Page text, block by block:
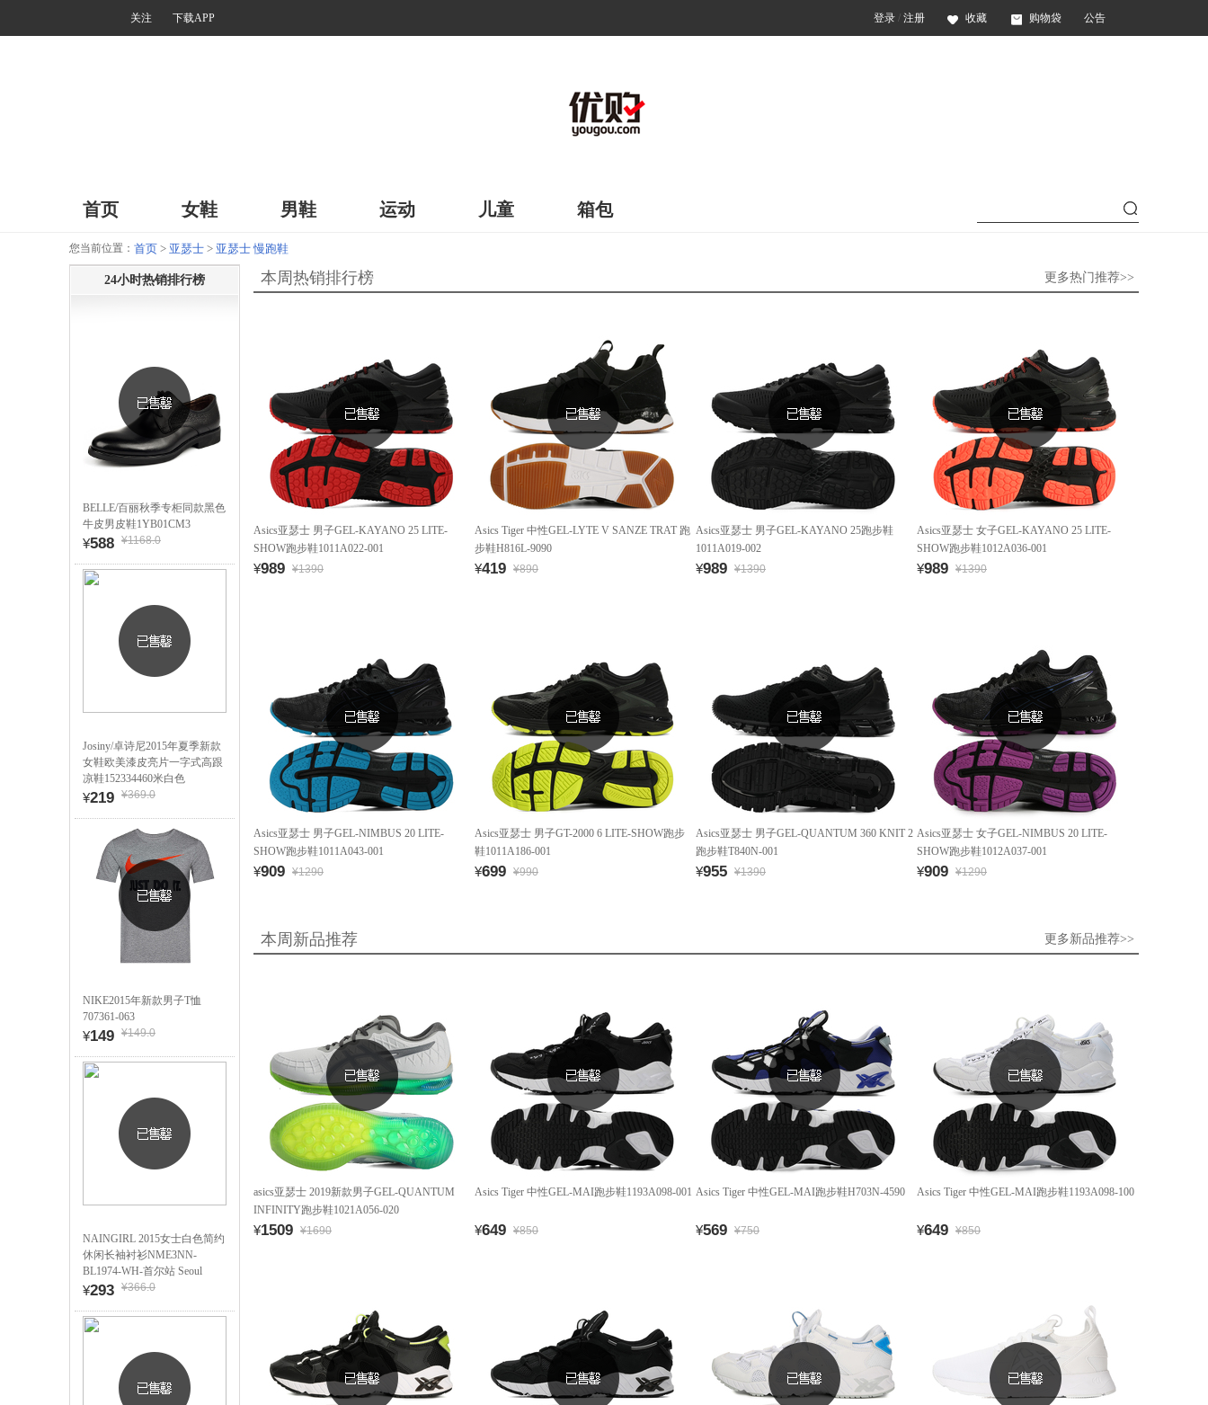
关注 下载APP 登录 / 注册 收藏 购物袋 公告
首页 女鞋 男鞋 运动 儿童 箱包
您当前位置： 首页 > 亚瑟士 > 亚瑟士 慢跑鞋
24小时热销排行榜
BELLE/百丽秋季专柜同款黑色
牛皮男皮鞋1YB01CM3
¥588 ¥1168.0
Josiny/卓诗尼2015年夏季新款
女鞋欧美漆皮亮片一字式高跟
凉鞋152334460米白色
¥219 ¥369.0
NIKE2015年新款男子T恤
707361-063
¥149 ¥149.0
NAINGIRL 2015女士白色简约
休闲长袖衬衫NME3NN-
BL1974-WH-首尔站 Seoul
¥293 ¥366.0
本周热销排行榜 更多热门推荐>>
Asics亚瑟士 男子GEL-KAYANO 25 LITE-
SHOW跑步鞋1011A022-001
¥989 ¥1390
Asics Tiger 中性GEL-LYTE V SANZE TRAT 跑
步鞋H816L-9090
¥419 ¥890
Asics亚瑟士 男子GEL-KAYANO 25跑步鞋
1011A019-002
¥989 ¥1390
Asics亚瑟士 女子GEL-KAYANO 25 LITE-
SHOW跑步鞋1012A036-001
¥989 ¥1390
Asics亚瑟士 男子GEL-NIMBUS 20 LITE-
SHOW跑步鞋1011A043-001
¥909 ¥1290
Asics亚瑟士 男子GT-2000 6 LITE-SHOW跑步
鞋1011A186-001
¥699 ¥990
Asics亚瑟士 男子GEL-QUANTUM 360 KNIT 2
跑步鞋T840N-001
¥955 ¥1390
Asics亚瑟士 女子GEL-NIMBUS 20 LITE-
SHOW跑步鞋1012A037-001
¥909 ¥1290
本周新品推荐 更多新品推荐>>
asics亚瑟士 2019新款男子GEL-QUANTUM
INFINITY跑步鞋1021A056-020
¥1509 ¥1690
Asics Tiger 中性GEL-MAI跑步鞋1193A098-001
¥649 ¥850
Asics Tiger 中性GEL-MAI跑步鞋H703N-4590
¥569 ¥750
Asics Tiger 中性GEL-MAI跑步鞋1193A098-100
¥649 ¥850